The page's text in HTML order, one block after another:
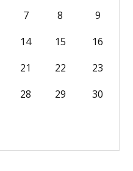
7 8
9
14 15
16
21 22
23
28 29
30